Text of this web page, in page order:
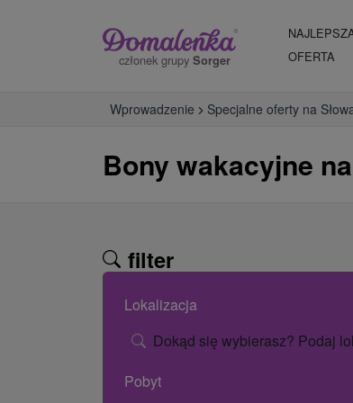
członek grupy Sorger
OFERTA
Wprowadzenie Specjalne oferty na
Bony wakacyjne
filter
Lokalizacja
Dokąd się wybierasz? Podaj
Pobyt